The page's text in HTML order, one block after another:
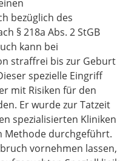
bezüglich des
§ 218a Abs. 2 StGB
kann bei
straffrei bis zur Geburt
spezielle Eingriff
mit Risiken für den
Er wurde zur Tatzeit
spezialisierten Kliniken
Methode durchgeführt.
vornehmen lassen,